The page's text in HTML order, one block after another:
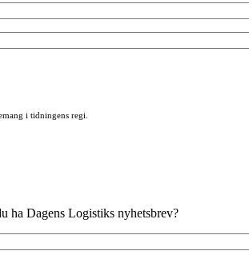
i tidningens regi.
ha Dagens Logistiks nyhetsbrev?